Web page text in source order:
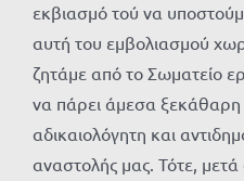
εκβιασμό τού να
αυτή του εμβολιασμού
ζητάμε από το Σωματείο
να πάρει άμεσα ξεκάθαρη
αδικαιολόγητη και
αναστολής μας. Τότε,